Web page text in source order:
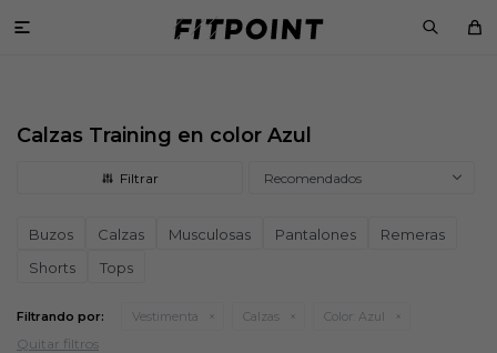

Calzas Training en color Azul
Recomendados
Buzos Calzas Musculosas Pantalones
Remeras
Shorts
Tops
Filtrando por: Vestimenta Calzas Color: Azul
Quitar filtros